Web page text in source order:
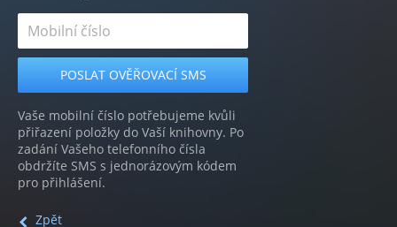
Vaše mobilní číslo potřebujeme kvůli
přiřazení položky do Vaší knihovny. Po
zadání Vašeho telefonního čísla
obdržíte SMS s jednorázovým kódem
pro přihlášení.
Zpět